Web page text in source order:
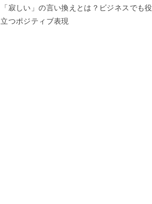
「寂しい」の言い換えとは？ビジネスでも役
立つポジティブ表現